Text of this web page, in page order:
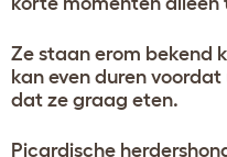
Ze staan erom bekend
kan even duren
dat ze graag eten.
Picardische